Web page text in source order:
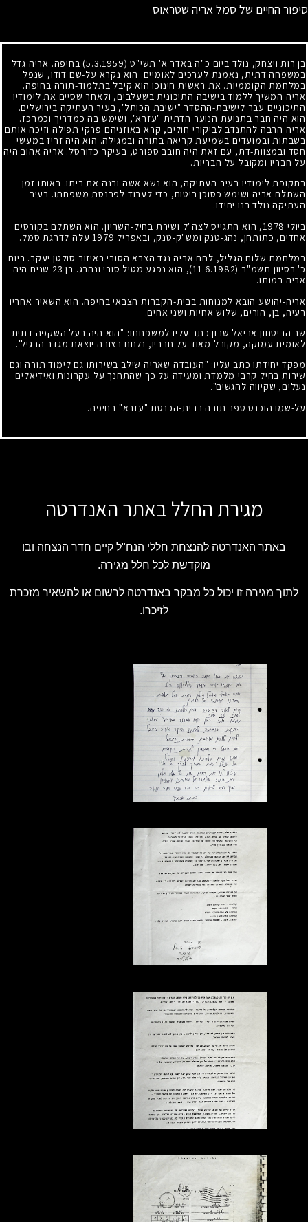
סיפור החיים של סמל אריה שטראוס
בן רות ויצחק, נולד ביום כ"ה באדר א' תשי"ט (5.3.1959)
בחיפה. אריה גדל
במשפחה דתית, נאמנת לערכים לאומיים. הוא נקרא על-שם דודו, שנפל
במלחמת הקוממיות. את ראשית חינוכו הוא קיבל בתלמוד-תורה בחיפה.
אריה המשיך ללמוד בישיבה התיכונית בשעלבים, ולאחר שסיים את לימודיו
התיכוניים עבר לישיבת-ההסדר "ישיבת הכותל", בעיר העתיקה בירושלים.
הוא היה חבר בתנועת הנוער הדתית "עזרא", ושימש בה כמדריך וכמרכז.
אריה הרבה להתנדב לביקורי חולים, קרא באוזניהם פרקי תפילה וזיכה אותם
בשבתות ובמועדים בשמיעת קריאה בתורה ובמגילה. הוא היה זריז במעשי
חסד ובמצוות-דת, עם זאת היה חובב ספורט, בעיקר כדורסל. אריה אהוב היה
על חבריו ומקובל על הבריות.
בתקופת לימודיו בעיר העתיקה, הוא נשא אשה ובנה את ביתו. באותו זמן
השתלם אריה ושימש כסוכן ביטוח, כדי לעבוד לפרנסת משפחתו. בעיר
העתיקה נולד בנו יחידו.
ביולי 1978, הוא התגייס לצה"ל ושירת בחיל-השריון. הוא השתלם בקורסים
אחדים, כתותחן, נהג-טנק ומש"ק-טנק, ובאפריל 1979עלה לדרגת סמל.
במלחמת שלום הגליל, לחם אריה נגד הצבא הסורי באיזור סולטן יעקב. ביום
כ' בסיוון תשמ"ב (11.6.1982) , הוא נפגע מטיל סורי ונהרג. בן 23 שנים היה
אריה במותו.
אריה-יהושע הובא למנוחות בבית-הקברות הצבאי בחיפה. הוא השאיר אחריו
רעיה, בן, הורים, שלוש אחיות ושני אחים.
שר הביטחון אריאל שרון כתב עליו למשפחתו: "הוא היה בעל השקפה דתית
לאומית עמוקה, מקובל מאוד על חבריו, נלחם בצורה יוצאת מגדר הרגיל".
מפקד יחידתו כתב עליו: "העובדה שאריה שילב בשירותו גם לימוד תורה וגם
שירות בחיל קרבי מלמדת ומעידה על כך שהתחנך על עקרונות ואידיאלים
נעלים, שקיווה להגשים".
על-שמו הוכנס ספר תורה בבית-הכנסת "עזרא" בחיפה.
מגירת החלל באתר האנדרטה
באתר האנדרטה להנצחת חללי הנח"ל קיים חדר הנצחה ובו
מוקדשת לכל חלל מגירה.
לתוך מגירה זו יכול כל מבקר באנדרטה לרשום או להשאיר מזכרת
לזיכרו.